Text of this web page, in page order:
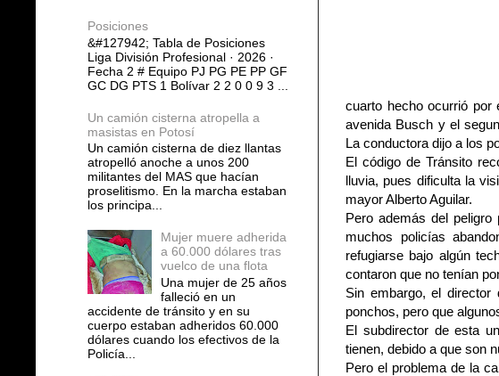
cuarto hecho ocurrió por
avenida Busch y el
La conductora dijo a los
El código de Tránsito
lluvia, pues dificulta la
mayor Alberto Aguilar.
Pero además del
muchos policías
refugiarse bajo algún
contaron que no tenían
Sin embargo, el director
ponchos, pero que
El subdirector de esta
tienen, debido a que son
Pero el problema de la
Posiciones
&#127942; Tabla de Posiciones
Liga División Profesional · 2026 ·
Fecha 2 # Equipo PJ PG PE PP GF
GC DG PTS 1 Bolívar 2 2 0 0 9 3 ...
Un camión cisterna atropella a
masistas en Potosí
Un camión cisterna de diez llantas
atropelló anoche a unos 200
militantes del MAS que hacían
proselitismo. En la marcha estaban
los principa...
Mujer muere adherida
a 60.000 dólares tras
vuelco de una flota
Una mujer de 25 años
falleció en un
accidente de tránsito y en su
cuerpo estaban adheridos 60.000
dólares cuando los efectivos de la
Policía...